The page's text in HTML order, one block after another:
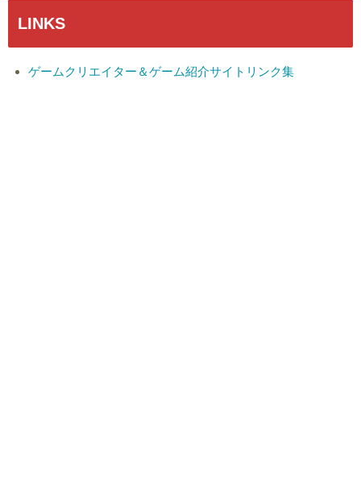
LINKS
ゲームクリエイター＆ゲーム紹介サイトリンク集